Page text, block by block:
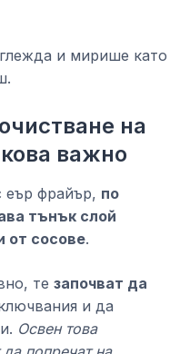
и мирише като
на
важно
еър фрайър, по
тънък слой
от сосове.
те започват да
и да
Освен това